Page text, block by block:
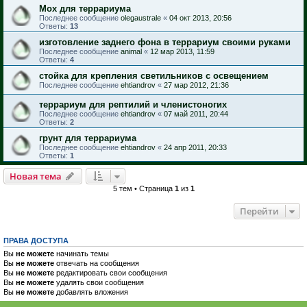
Мох для террариума
Последнее сообщение olegaustrale « 04 окт 2013, 20:56
Ответы: 13
изготовление заднего фона в террариум своими руками
Последнее сообщение animal « 12 мар 2013, 11:59
Ответы: 4
стойка для крепления светильников с освещением
Последнее сообщение ehtiandrov « 27 мар 2012, 21:36
террариум для рептилий и членистоногих
Последнее сообщение ehtiandrov « 07 май 2011, 20:44
Ответы: 2
грунт для террариума
Последнее сообщение ehtiandrov « 24 апр 2011, 20:33
Ответы: 1
Новая тема
5 тем • Страница 1из 1
Перейти
ПРАВА ДОСТУПА
Вы не можете начинать темы
Вы не можете отвечать на сообщения
Вы не можете редактировать свои сообщения
Вы не можете удалять свои сообщения
Вы не можете добавлять вложения